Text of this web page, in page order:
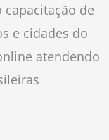
capacitação de
e cidades do
atendendo